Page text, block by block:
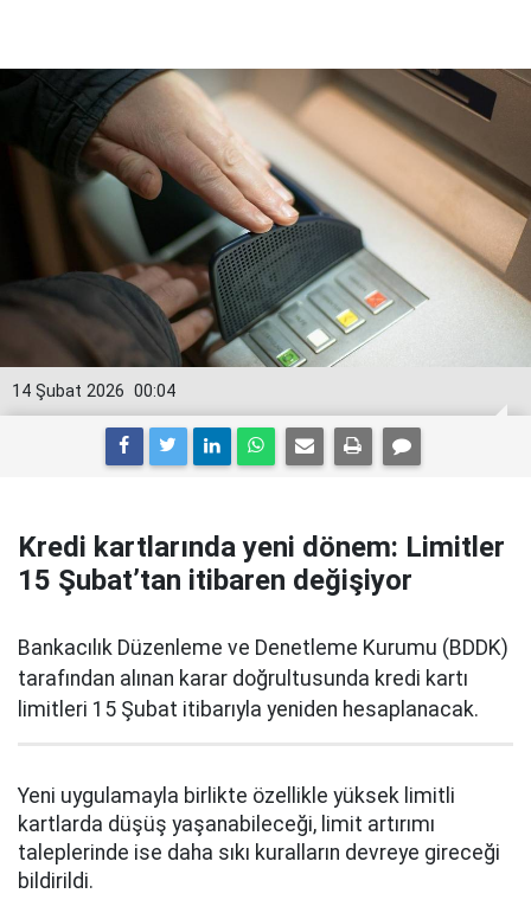
00:04
14 Şubat 2026
Kredi kartlarında yeni dönem: Limitler
15 Şubat’tan itibaren değişiyor
Bankacılık Düzenleme ve Denetleme Kurumu (BDDK)
tarafından alınan karar doğrultusunda kredi kartı
limitleri 15 Şubat itibarıyla yeniden hesaplanacak.
Yeni uygulamayla birlikte özellikle yüksek limitli
kartlarda düşüş yaşanabileceği, limit artırımı
taleplerinde ise daha sıkı kuralların devreye gireceği
bildirildi.